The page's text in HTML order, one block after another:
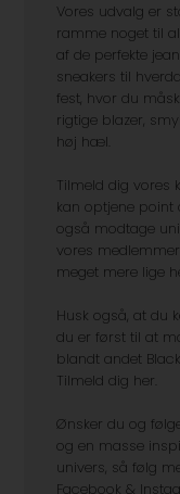
Vores udvalg er
ramme noget til
af de perfekte
sneakers til
fest, hvor du
rigtige blazer,
høj hæl.
Tilmeld dig vores
kan optjene
også modtage
vores
meget mere lige
Husk også, at du
du er først til at
blandt andet
Tilmeld dig her.
Ønsker du og
og en masse
univers, så følg
Facebook &